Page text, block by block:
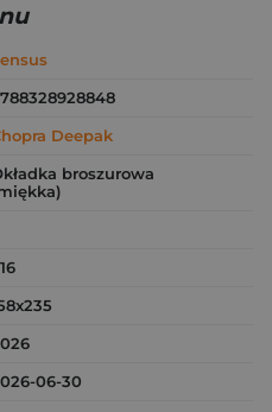
Deepak
broszurowa
06-30